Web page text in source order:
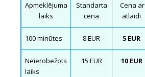
Apmeklējuma
laiks
Standarta
cena
Cena ar
atlaidi
100 minūtes 8 EUR 5 EUR
Neierobežots
laiks
15 EUR 10 EUR